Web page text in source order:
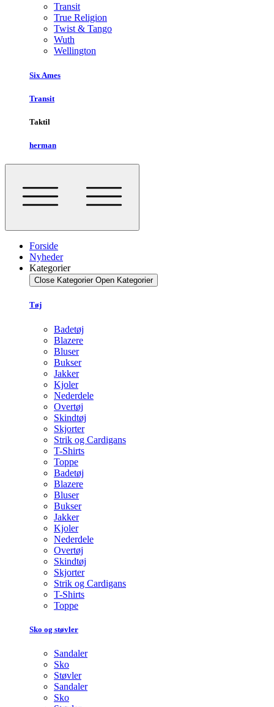
Transit
True Religion
Twist & Tango
Wuth
Wellington
Six Ames
Transit
Taktil
herman
Forside
Nyheder
Kategorier
Close Kategorier Open Kategorier
Tøj
Badetøj
Blazere
Bluser
Bukser
Jakker
Kjoler
Nederdele
Overtøj
Skindtøj
Skjorter
Strik og Cardigans
T-Shirts
Toppe
Badetøj
Blazere
Bluser
Bukser
Jakker
Kjoler
Nederdele
Overtøj
Skindtøj
Skjorter
Strik og Cardigans
T-Shirts
Toppe
Sko og støvler
Sandaler
Sko
Støvler
Sandaler
Sko